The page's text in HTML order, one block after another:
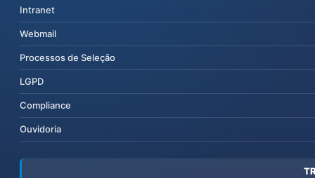
Intranet
Webmail
Processos de Seleção
LGPD
Compliance
Ouvidoria